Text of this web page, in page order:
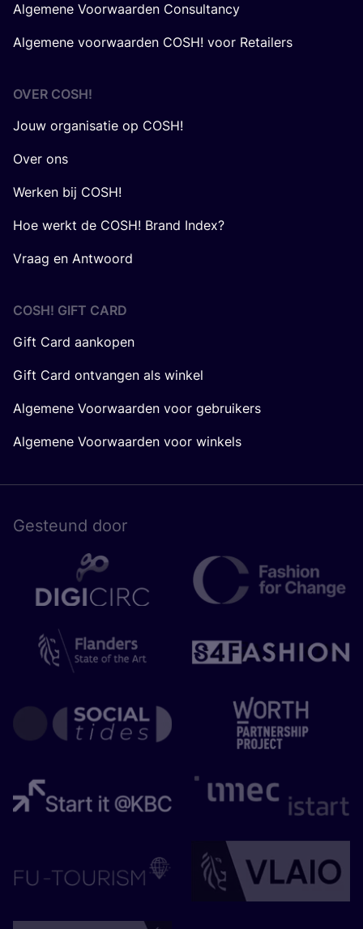
Algemene Voorwaarden Consultancy
Algemene voorwaarden COSH! voor Retailers
OVER COSH!
Jouw organisatie op COSH!
Over ons
Werken bij COSH!
Hoe werkt de COSH! Brand Index?
Vraag en Antwoord
COSH! GIFT CARD
Gift Card aankopen
Gift Card ontvangen als winkel
Algemene Voorwaarden voor gebruikers
Algemene Voorwaarden voor winkels
Gesteund door